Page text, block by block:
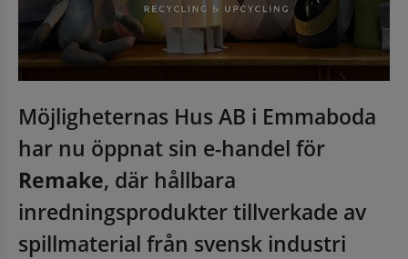
Möjligheternas Hus AB i Emmaboda
Remake, där hållbara
inredningsprodukter tillverkade av
spillmaterial från svensk industri